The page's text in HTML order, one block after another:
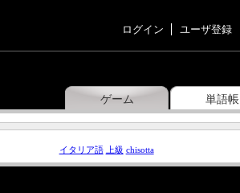
ログイン ユーザ登録
ゲーム 単語帳
イタリア語 上級 chisotta